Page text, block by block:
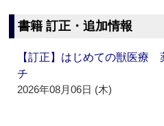
書籍 訂正・追加情報
【訂正】はじめての獣医療
チ
2026年08月06日 (木)